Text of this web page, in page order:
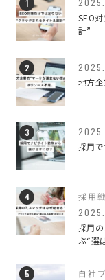
WEBのこと
イベント
デザインのこと
ブランディング
ブランディングデザ
ブランディングのこと
マーケティング
SEO
計”
地方
採用
採用
採用
ぶ“選
自社